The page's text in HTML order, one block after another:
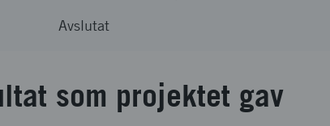
Avslutat
som projektet gav